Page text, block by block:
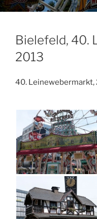
Bielefeld, 40.
2013
40. Leinewebermarkt,